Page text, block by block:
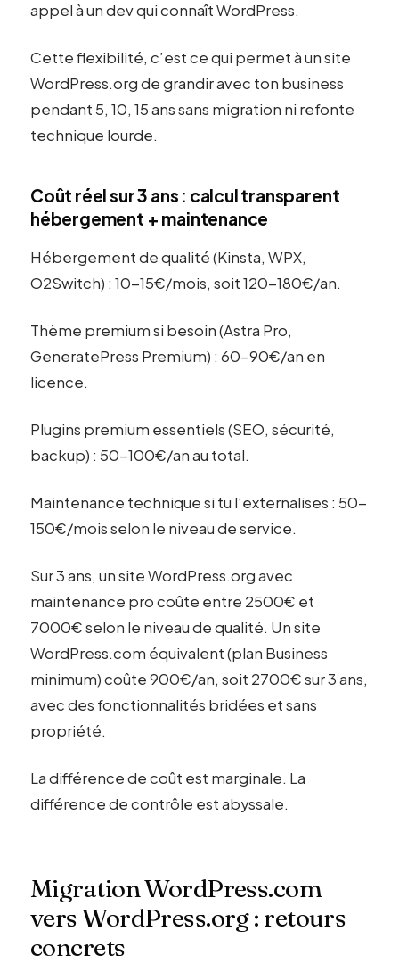
appel à un dev qui connaît WordPress.
Cette flexibilité, c’est ce qui permet à un site
WordPress.org de grandir avec ton business
pendant 5, 10, 15 ans sans migration ni refonte
technique lourde.
Coût réel sur 3 ans : calcul transparent
hébergement + maintenance
Hébergement de qualité (Kinsta, WPX,
O2Switch) : 10-15€/mois, soit 120-180€/an.
Thème premium si besoin (Astra Pro,
GeneratePress Premium) : 60-90€/an en
licence.
Plugins premium essentiels (SEO, sécurité,
backup) : 50-100€/an au total.
Maintenance technique si tu l’externalises : 50-
150€/mois selon le niveau de service.
Sur 3 ans, un site WordPress.org avec
maintenance pro coûte entre 2500€ et
7000€ selon le niveau de qualité. Un site
WordPress.com équivalent (plan Business
minimum) coûte 900€/an, soit 2700€ sur 3 ans,
avec des fonctionnalités bridées et sans
propriété.
La différence de coût est marginale. La
différence de contrôle est abyssale.
Migration WordPress.com
vers WordPress.org : retours
concrets